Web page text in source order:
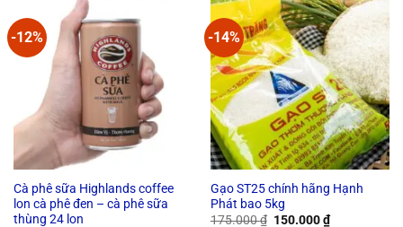
-12%
Cà phê sữa Highlands coffee
lon cà phê đen – cà phê sữa
thùng 24 lon
-14%
Gạo ST25 chính hãng Hạnh
Phát bao 5kg
175.000₫ Original
150.000₫Current